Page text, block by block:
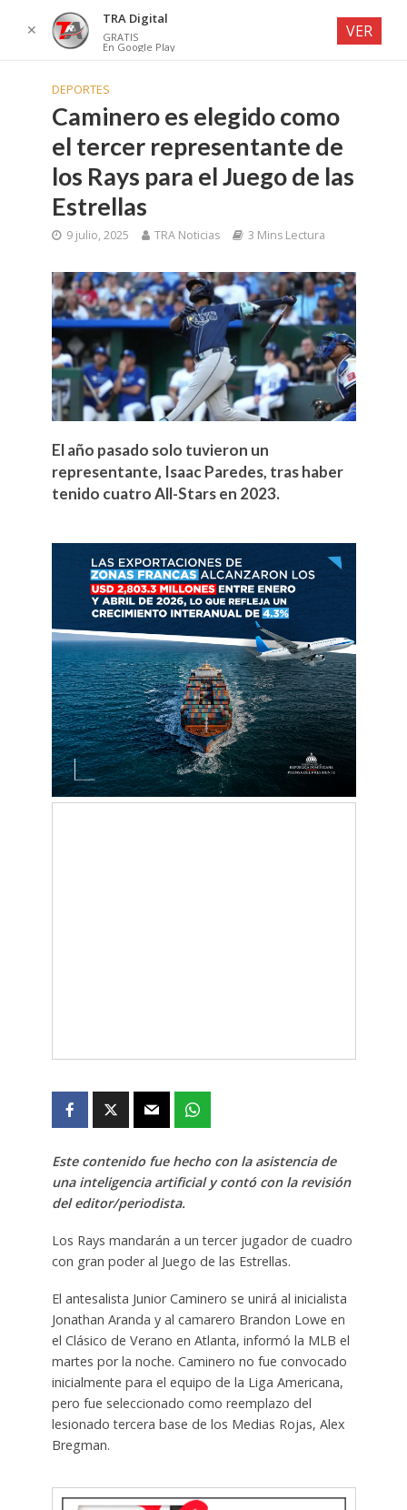
DEPORTES
Caminero es elegido como
el tercer representante de
los Rays para el Juego de las
Estrellas
9 julio, 2025 TRA Noticias 3 Mins Lectura
El año pasado solo tuvieron un
representante, Isaac Paredes, tras haber
tenido cuatro All-Stars en 2023.
Este contenido fue hecho con la asistencia de
una inteligencia artificial y contó con la revisión
del editor/periodista.
Los Rays mandarán a un tercer jugador de cuadro
con gran poder al Juego de las Estrellas.
El antesalista Junior Caminero se unirá al inicialista
Jonathan Aranda y al camarero Brandon Lowe en
el Clásico de Verano en Atlanta, informó la MLB el
martes por la noche. Caminero no fue convocado
inicialmente para el equipo de la Liga Americana,
pero fue seleccionado como reemplazo del
lesionado tercera base de los Medias Rojas, Alex
Bregman.
✕
TRA Digital
GRATIS
En Google Play
VER